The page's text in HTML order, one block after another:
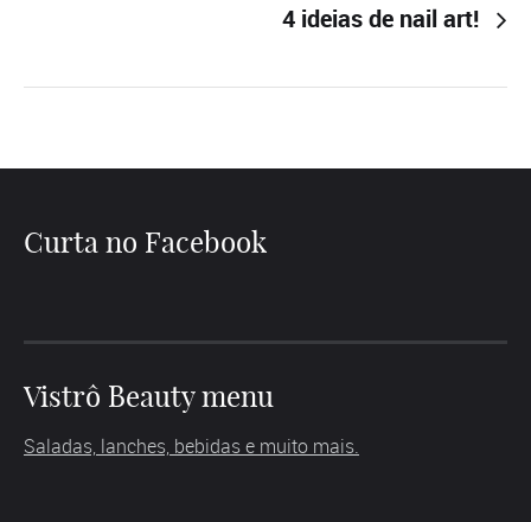
4 ideias de nail art!
Curta no Facebook
Vistrô Beauty menu
Saladas, lanches, bebidas e muito mais.